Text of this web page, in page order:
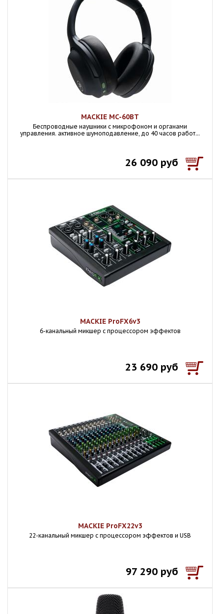
MACKIE MC-60BT
Беспроводные наушники с микрофоном и органами
управления. активное шумоподавление, до 40 часов работ...
26 090 руб
MACKIE ProFX6v3
6-канальный микшер с процессором эффектов
23 690 руб
MACKIE ProFX22v3
22-канальный микшер с процессором эффектов и USB
97 290 руб